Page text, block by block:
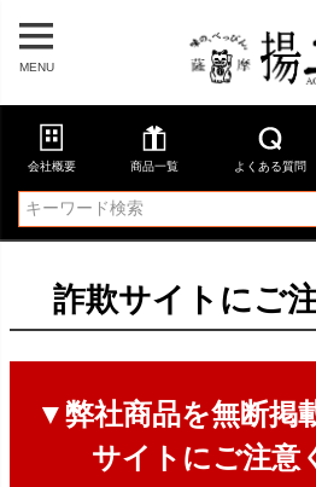
MENU
会社概要 商品一覧 よくある質問
詐欺サイトにご
▼弊社商品を無断掲
サイトにご注意